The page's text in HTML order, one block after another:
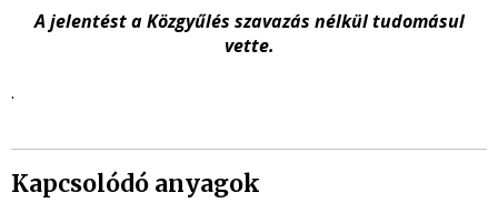
A jelentést a Közgyűlés szavazás nélkül tudomásul
vette.
.
Kapcsolódó anyagok